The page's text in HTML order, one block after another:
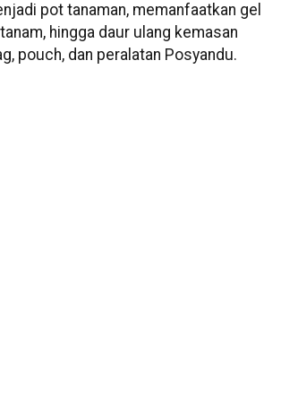
pot tanaman, memanfaatkan gel
hingga daur ulang kemasan
pouch, dan peralatan Posyandu.